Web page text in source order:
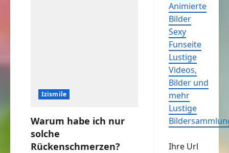
Izismile
Warum habe ich nur
solche
Rückenschmerzen?
Animierte
Bilder
Sexy
Funseite
Lustige
Videos,
Bilder und
mehr
Lustige
Ihre Url